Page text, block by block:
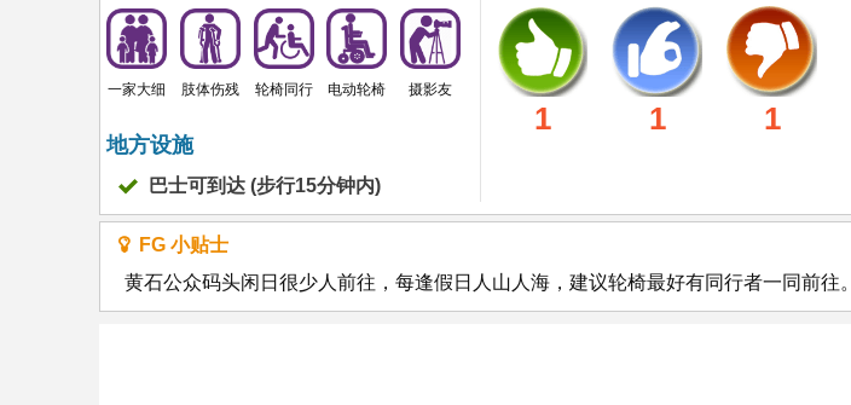
一家大细 肢体伤残 轮椅同行 电动轮椅 摄影友
地方设施
巴士可到达 (步行15分钟内)
1 1 1
FG 小贴士
黄石公众码头闲日很少人前往，每逢假日人山人海，建议轮椅最好有同行者一同前往。